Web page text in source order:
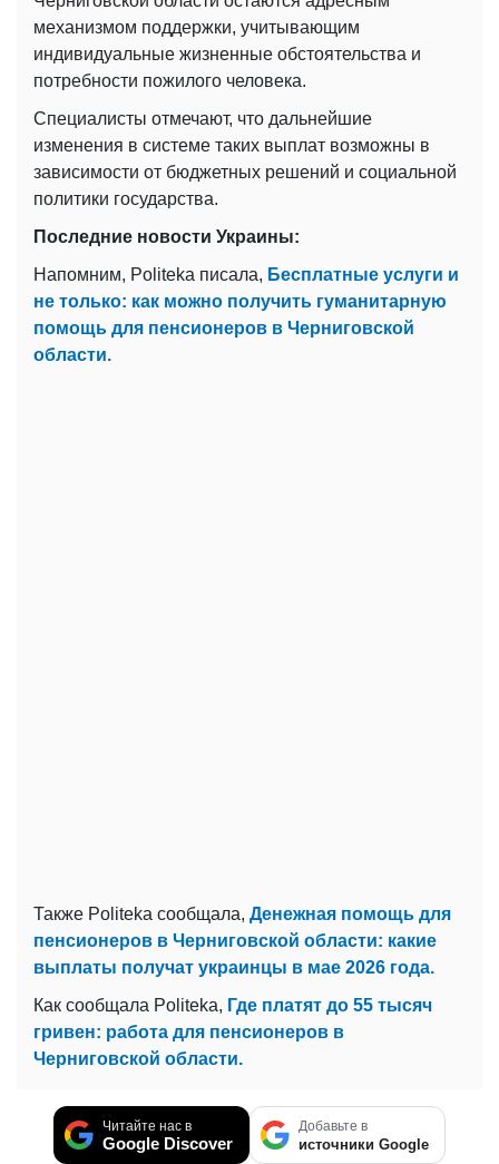
механизмом поддержки, учитывающим
индивидуальные жизненные обстоятельства и
потребности пожилого человека.
Специалисты отмечают, что дальнейшие
изменения в системе таких выплат возможны в
зависимости от бюджетных решений и социальной
политики государства.
Последние новости Украины:
Напомним, Politeka писала, Бесплатные услуги и
не только: как можно получить гуманитарную
помощь для пенсионеров в Черниговской
области.
Также Politeka сообщала, Денежная помощь для
пенсионеров в Черниговской области: какие
выплаты получат украинцы в мае 2026 года.
Как сообщала Politeka, Где платят до 55 тысяч
гривен: работа для пенсионеров в
Черниговской области.
Читайте нас в
Google Discover
Добавьте в
источники Google